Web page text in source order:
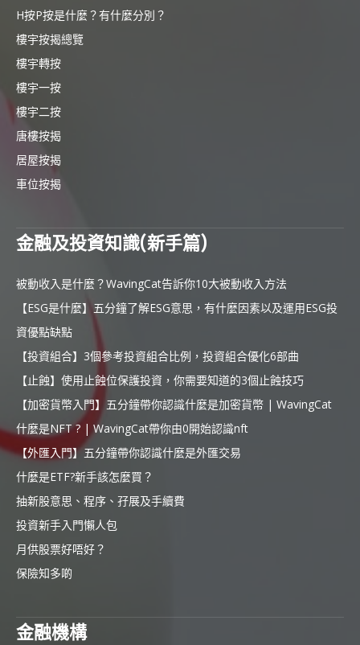
H按P按是什麼？有什麼分別？
樓宇按揭總覽
樓宇轉按
樓宇一按
樓宇二按
唐樓按揭
居屋按揭
車位按揭
金融及投資知識(新手篇)
被動收入是什麼？WavingCat告訴你10大被動收入方法
【ESG是什麼】五分鐘了解ESG意思，有什麼因素以及運用ESG投
資優點缺點
【投資組合】3個參考投資組合比例，投資組合優化6部曲
【止蝕】使用止蝕位保護投資，你需要知道的3個止蝕技巧
【加密貨幣入門】五分鐘帶你認識什麼是加密貨幣 | WavingCat
什麼是NFT ? | WavingCat帶你由0開始認識nft
【外匯入門】五分鐘帶你認識什麼是外匯交易
什麼是ETF?新手該怎麼買？
抽新股意思、程序、孖展及手續費
投資新手入門懶人包
月供股票好唔好？
保險知多啲
金融機構